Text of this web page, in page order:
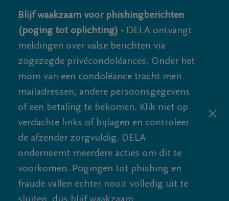
Blijf waakzaam voor phishingberichten
(poging tot oplichting) - DELA ontvangt
meldingen over valse berichten via
zogezegde privécondoléances. Onder het
mom van een condoléance tracht men
mailadressen, andere persoonsgegevens
of een betaling te bekomen. Klik niet op
verdachte links of bijlagen en controleer
de afzender zorgvuldig. DELA
onderneemt meerdere acties om dit te
voorkomen. Pogingen tot phishing en
fraude vallen echter nooit volledig uit te